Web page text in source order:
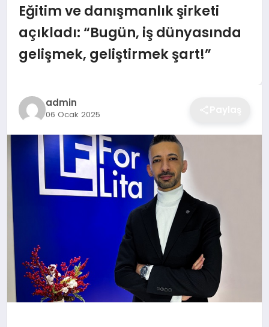
GÜNCEL
SPOR & FITNESS
Eğitim ve danışmanlık şirketi
açıkladı: “Bugün, iş dünyasında
gelişmek, geliştirmek şart!”
admin
06 Ocak 2025